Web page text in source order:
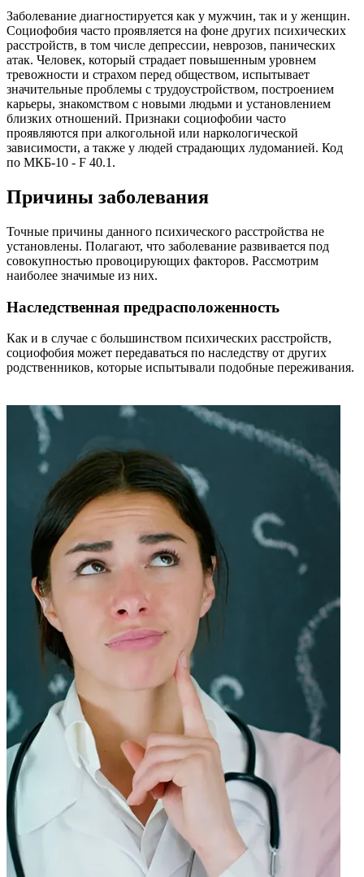
Заболевание диагностируется как у мужчин, так и у женщин.
Социофобия часто проявляется на фоне других психических
расстройств, в том числе депрессии, неврозов, панических
атак. Человек, который страдает повышенным уровнем
тревожности и страхом перед обществом, испытывает
значительные проблемы с трудоустройством, построением
карьеры, знакомством с новыми людьми и установлением
близких отношений. Признаки социофобии часто
проявляются при алкогольной или наркологической
зависимости, а также у людей страдающих лудоманией. Код
по МКБ-10 - F 40.1.
Причины заболевания
Точные причины данного психического расстройства не
установлены. Полагают, что заболевание развивается под
совокупностью провоцирующих факторов. Рассмотрим
наиболее значимые из них.
Наследственная предрасположенность
Как и в случае с большинством психических расстройств,
социофобия может передаваться по наследству от других
родственников, которые испытывали подобные переживания.